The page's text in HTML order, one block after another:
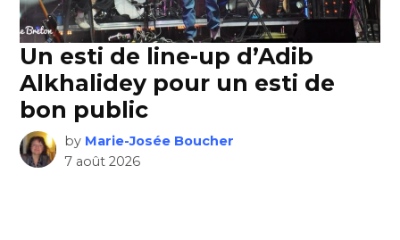
Un esti de line-up d’Adib
Alkhalidey pour un esti de
bon public
by Marie-Josée Boucher
7 août 2026